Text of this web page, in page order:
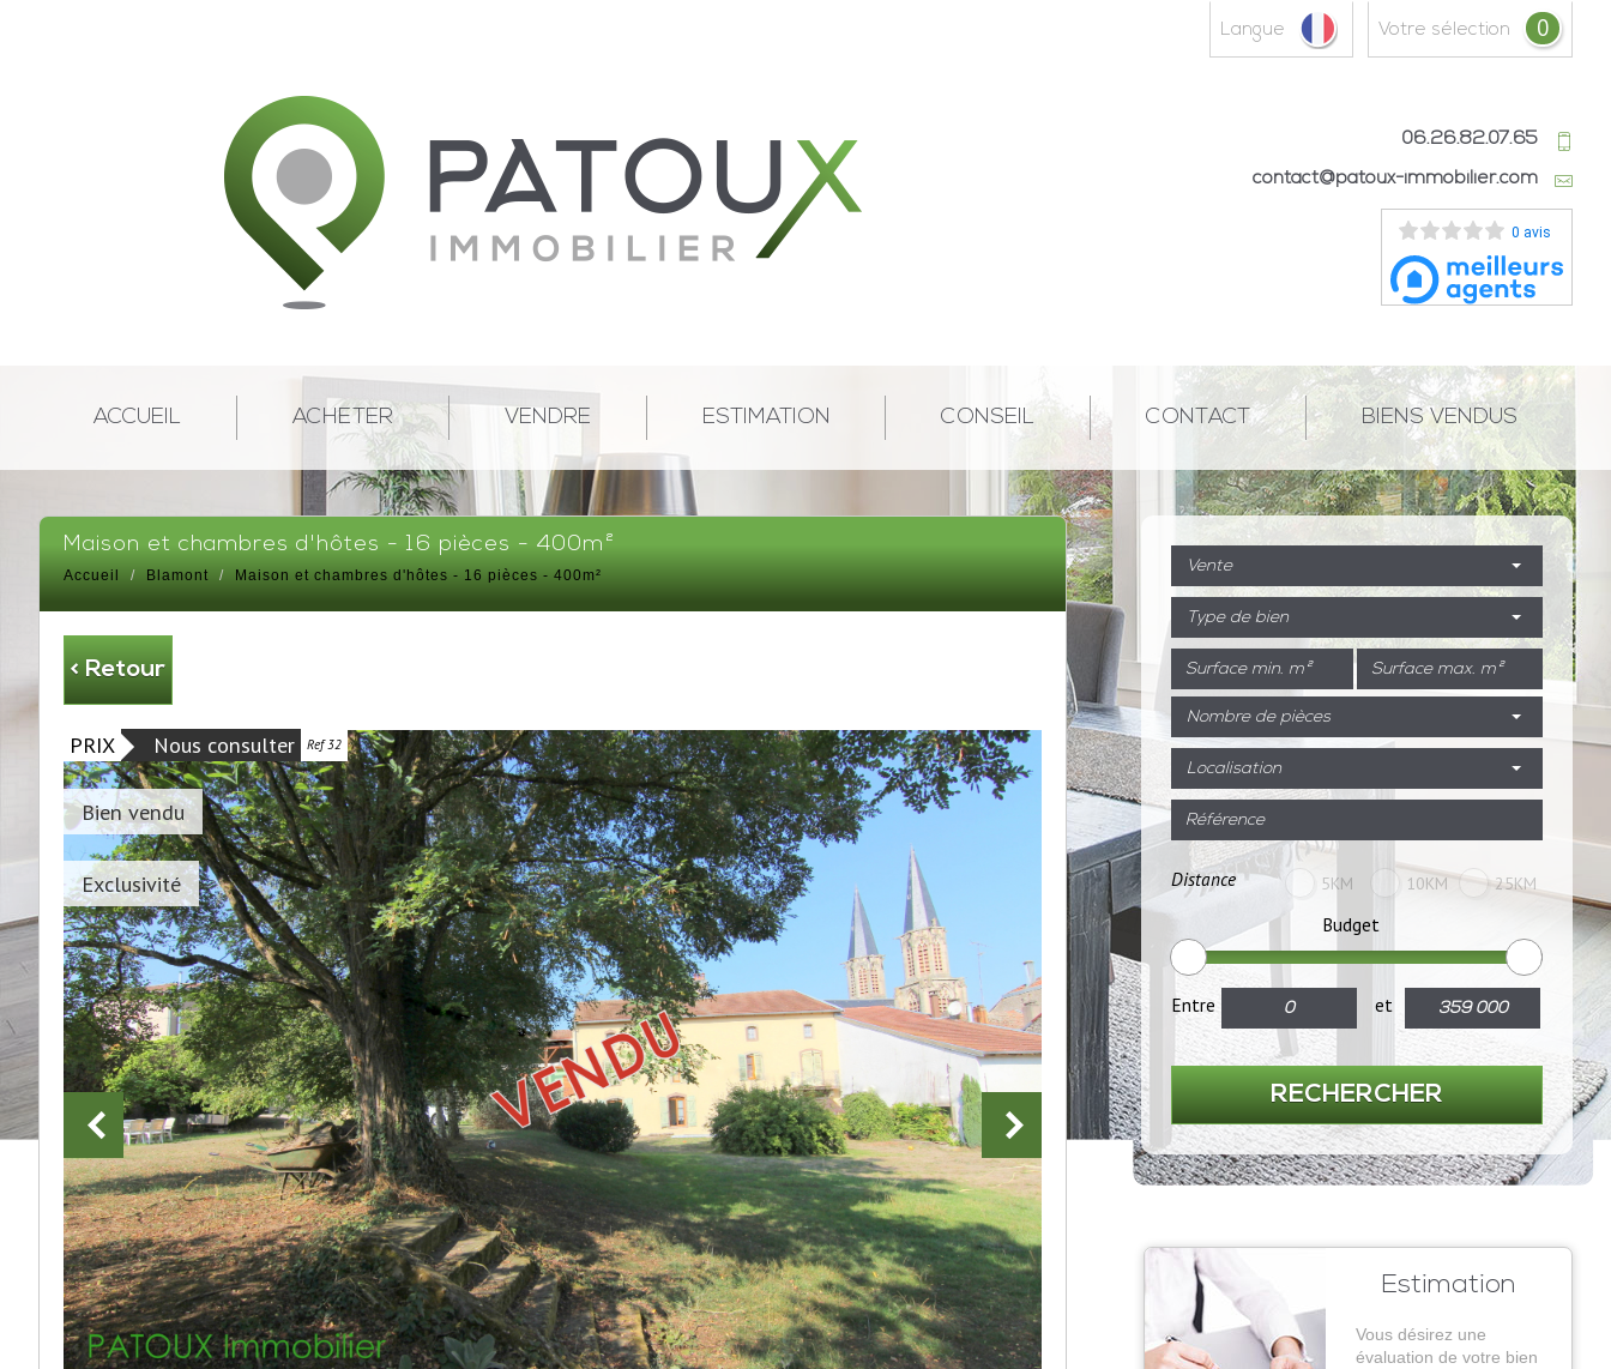
Langue votre sélection 0
06.26.82.07.65
contact@patoux-immobilier.com
0 avis
ACCUEIL ACHETER VENDRE ESTIMATION CONSEIL CONTACT BIENS VENDUS
Vente
Type de bien
Nombre de pièces
Localisation
Distance 5KM 10KM 25KM
Budget
Entre et
RECHERCHER
maison et chambres d'hôtes - 16 pièces - 400m²
Accueil Blamont Maison et chambres d'hôtes - 16 pièces - 400m²
< Retour
PRIX Nous consulter Ref 32
Bien vendu
Exclusivité
Estimation
Vous désirez une
évaluation de votre bien